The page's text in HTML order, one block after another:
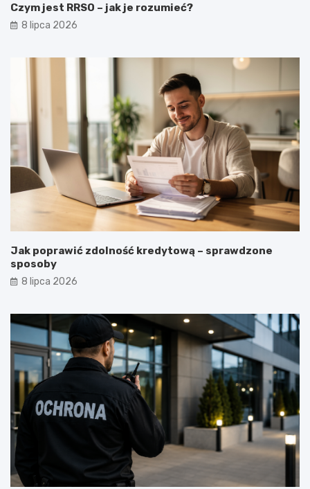
Czym jest RRSO – jak je rozumieć?
8 lipca 2026
Jak poprawić zdolność kredytową – sprawdzone
sposoby
8 lipca 2026